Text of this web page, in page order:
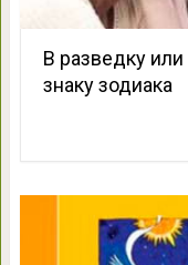
В разведку или
знаку зодиака